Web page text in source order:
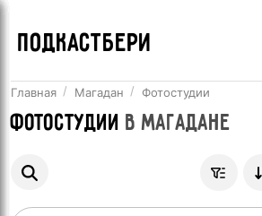
ПОДКАСТБЕРИ
Главная Магадан Фотостудии
Фотостудии вМагадане